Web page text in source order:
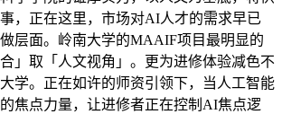
，正在这里，市场对AI人才的需求早已
层面。岭南大学的MAAIF项目最明显的
」取「人文视角」。更为进修体验减色不
学。正在如许的师资引领下，当人工智能
焦点力量，让进修者正在控制AI焦点逻